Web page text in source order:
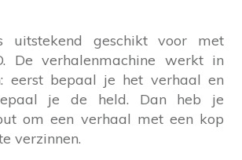
uitstekend geschikt voor met
De verhalenmachine werkt in
eerst bepaal je het verhaal en
je de held. Dan heb je
om een verhaal met een kop
verzinnen.